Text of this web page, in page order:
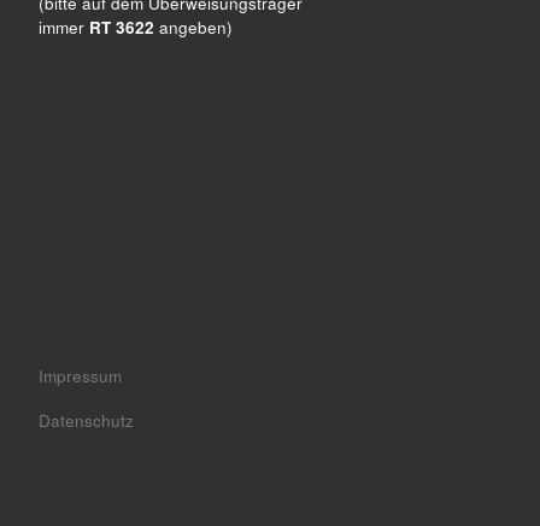
immer RT 3622 angeben)
Impressum
Datenschutz